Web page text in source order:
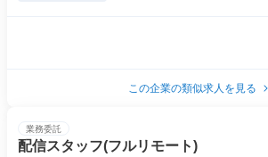
この企業の類似求人を見る
業務委託
配信スタッフ(フルリモート)